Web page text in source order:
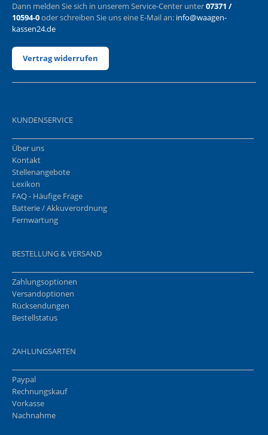
Dann melden Sie sich in unserem Service-Center unter07371 /
10594-0oder schreiben Sie uns eine E-Mail an: info@waagen-
kassen24.de
Vertrag widerrufen
KUNDENSERVICE
Über uns
Kontakt
Stellenangebote
Lexikon
FAQ - Häufige Frage
Batterie / Akkuverordnung
Fernwartung
BESTELLUNG & VERSAND
Zahlungsoptionen
Versandoptionen
Rücksendungen
Bestellstatus
ZAHLUNGSARTEN
Paypal
Rechnungskauf
Vorkasse
Nachnahme